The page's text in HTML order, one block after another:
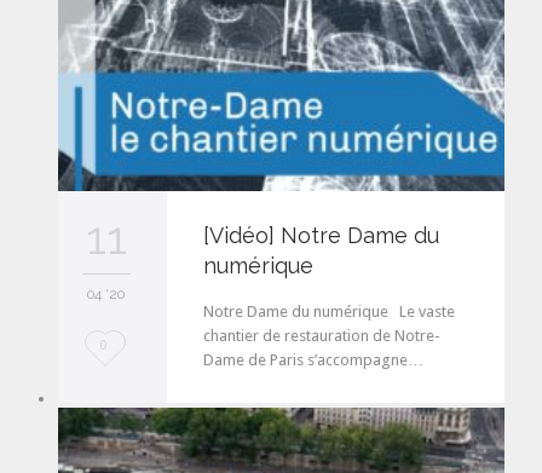
11
04 '20
L
e
0
[Vidéo] Notre Dame du
numérique
Notre Dame du numérique Le vaste
chantier de restauration de Notre-
Dame de Paris s’accompagne…